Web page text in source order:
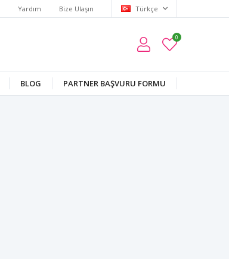
Yardım Bize Ulaşın Türkçe
0
BLOG PARTNER BAŞVURU FORMU